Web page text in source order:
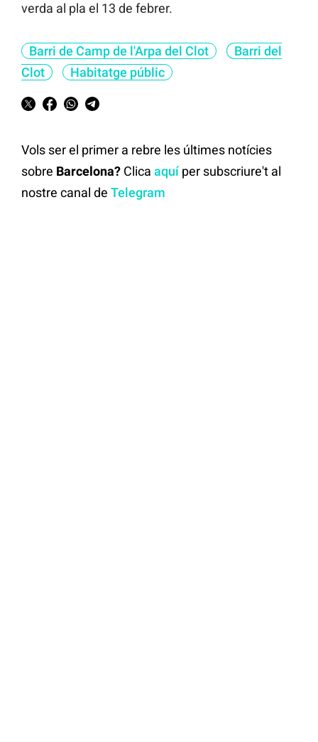
verda al pla el 13 de febrer.
Barri de Camp de l'Arpa del Clot
Barri del
Clot
Habitatge públic
Vols ser el primer a rebre les últimes notícies
sobre Barcelona? Clica aquíper subscriure't al
nostre canal de Telegram